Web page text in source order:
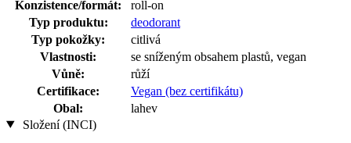
Konzistence/formát:
roll-on
Typ produktu:
deodorant
Typ pokožky:
citlivá
Vlastnosti:
se sníženým obsahem plastů, vegan
Vůně:
růží
Certifikace:
Vegan (bez certifikátu)
Obal:
lahev
Složení (INCI)